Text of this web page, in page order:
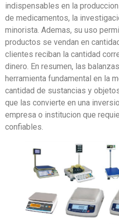
indispensables en la
de medicamentos, la
minorista. Ademas, su uso
productos se vendan en
clientes reciban la cantidad
dinero. En resumen, las
herramienta fundamental en la
cantidad de sustancias y
que las convierte en una
empresa o institucion que
confiables.